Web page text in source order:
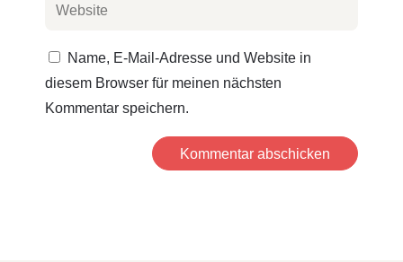
Name, E-Mail-Adresse und Website in
diesem Browser für meinen nächsten
Kommentar speichern.
Kommentar abschicken